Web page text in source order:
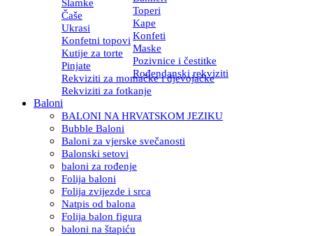
Slamke
Čaše
Toperi
Ukrasi
Kape
Konfetni topovi Konfeti
Kutije za torte
Maske
Pinjate
Pozivnice i čestitke
Rekviziti za momačke i djevojačke
Rođendanski rekviziti
Rekviziti za fotkanje
Baloni
BALONI NA HRVATSKOM JEZIKU
Bubble Baloni
Baloni za vjerske svečanosti
Balonski setovi
baloni za rođenje
Folija baloni
Folija zvijezde i srca
Natpis od balona
Folija balon figura
baloni na štapiću